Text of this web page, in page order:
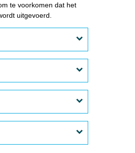
te voorkomen dat het
uitgevoerd.